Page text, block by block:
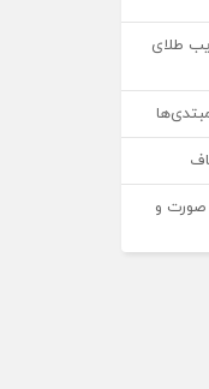
طلای
صورت و